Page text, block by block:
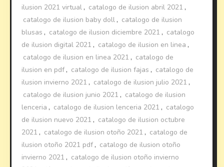
ilusion 2021 virtual , catalogo de ilusion abril 2021 ,
catalogo de ilusion baby doll , catalogo de ilusion
blusas , catalogo de ilusion diciembre 2021 , catalogo
de ilusion digital 2021 , catalogo de ilusion en linea ,
catalogo de ilusion en linea 2021 , catalogo de
ilusion en pdf , catalogo de ilusion fajas , catalogo de
ilusion invierno 2021 , catalogo de ilusion julio 2021 ,
catalogo de ilusion junio 2021 , catalogo de ilusion
lenceria , catalogo de ilusion lenceria 2021 , catalogo
de ilusion nuevo 2021 , catalogo de ilusion octubre
2021 , catalogo de ilusion otoño 2021 , catalogo de
ilusion otoño 2021 pdf , catalogo de ilusion otoño
invierno 2021 , catalogo de ilusion otoño invierno